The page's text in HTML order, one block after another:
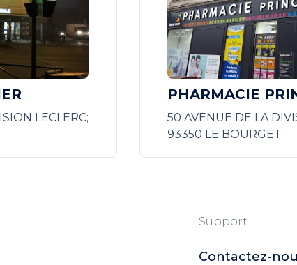
LECLERC;
PHARMACIE
50 AVENUE DE LA
93350 LE BOURGET
Support
Contactez-